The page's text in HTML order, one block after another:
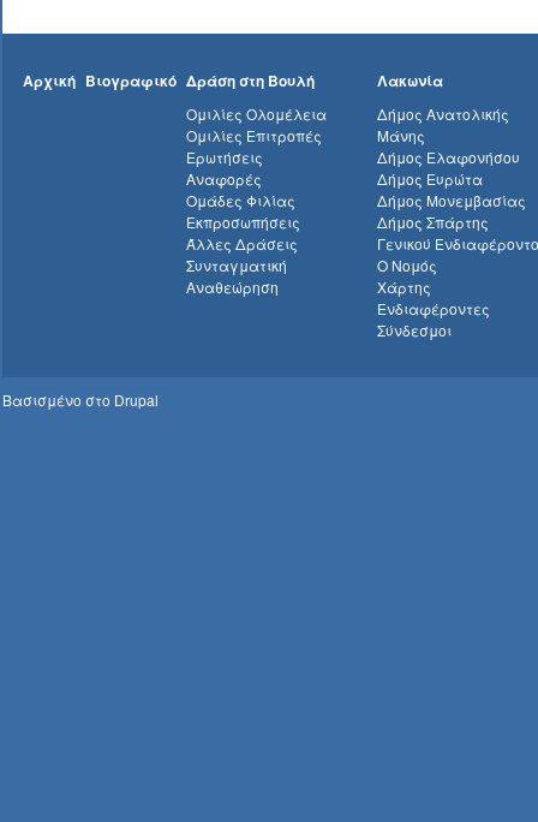
Αρχική Βιογραφικό Δράση στη Βουλή
Ομιλίες Ολομέλεια
Ομιλίες Επιτροπές
Ερωτήσεις
Αναφορές
Ομάδες Φιλίας
Εκπροσωπήσεις
Άλλες Δράσεις
Συνταγματική
Αναθεώρηση
Λακωνία
Δήμος Ανατολικής
Μάνης
Δήμος Ελαφονήσου
Δήμος Ευρώτα
Δήμος Μονεμβασίας
Δήμος Σπάρτης
Γενικού
Ο Νομός
Χάρτης
Ενδιαφέροντες
Σύνδεσμοι
Βασισμένο στο Drupal